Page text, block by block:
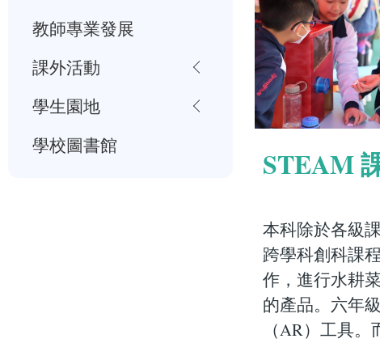
STEAM
本科除於各級
跨學科創科課
作，進行水耕
的產品。六年
（AR）工具
教師專業發展
課外活動
學生園地
學校圖書館